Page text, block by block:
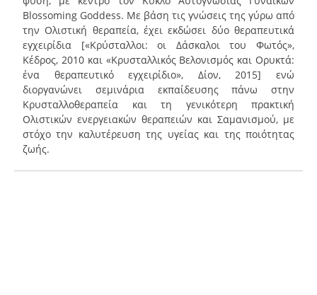
Blossoming Goddess. Με βάση τις γνώσεις της γύρω από
την Ολιστική θεραπεία, έχει εκδώσει δύο θεραπευτικά
εγχειρίδια [«Κρύσταλλοι: οι Δάσκαλοι του Φωτός»,
Κέδρος, 2010 και «Κρυσταλλικός Βελονισμός και Ορυκτά:
ένα θεραπευτικό εγχειρίδιο», Δίον, 2015] ενώ
διοργανώνει σεμινάρια εκπαίδευσης πάνω στην
Κρυσταλλοθεραπεία και τη γενικότερη πρακτική
Ολιστικών ενεργειακών θεραπειών και Σαμανισμού, με
στόχο την καλυτέρευση της υγείας και της ποιότητας
ζωής.